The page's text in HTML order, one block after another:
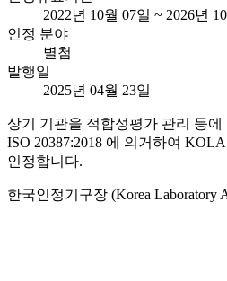
2022년 10월 07일 ~ 2026년
인정 분야
별첨
발행일
2025년 04월 23일
상기 기관을 적합성평가 관리 등에
ISO 20387:2018 에 의거하여
인정합니다.
한국인정기구장 (Korea Laboratory